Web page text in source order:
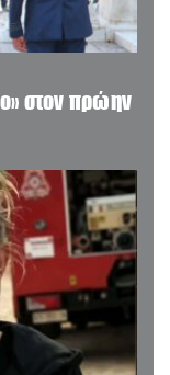
στον πρώην